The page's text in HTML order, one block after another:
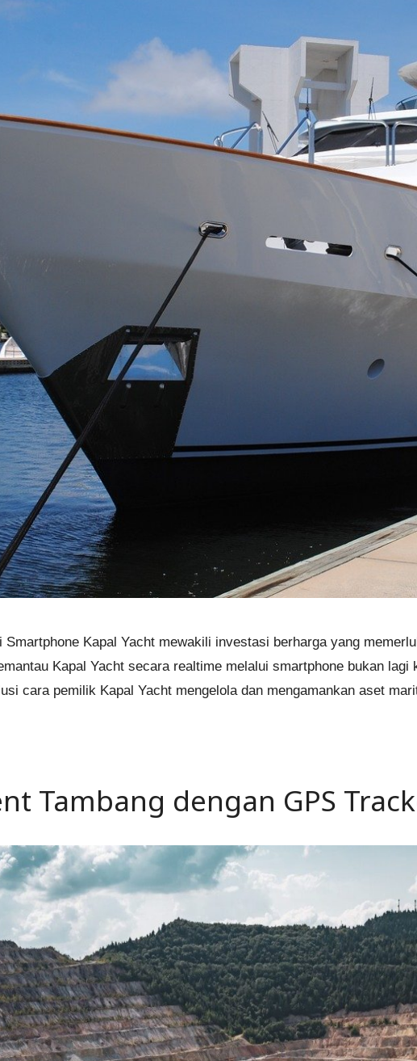
Kapal Yacht mewakili investasi berharga yang
Kapal Yacht secara realtime melalui smartphone bukan
cara pemilik Kapal Yacht mengelola dan mengamankan aset
Tambang dengan GPS